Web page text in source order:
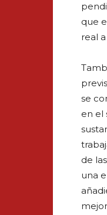
que
real
se
en el
de
una